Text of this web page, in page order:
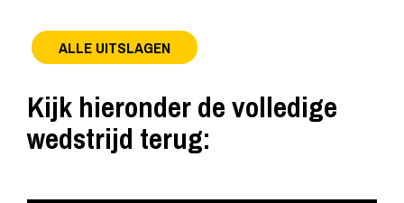
ALLE UITSLAGEN
Kijk hieronder de volledige
wedstrijd terug: